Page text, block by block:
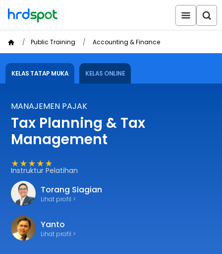
Public Training Accounting & Finance
KELAS TATAP MUKA KELAS ONLINE
MANAJEMEN PAJAK
Tax Planning & Tax
Management
★★★★★
Instruktur Pelatihan
Torang Siagian
Lihat profil >
Yanto
Lihat profil >